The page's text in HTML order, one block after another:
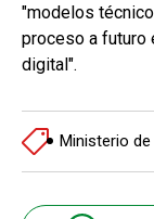
"modelos
proceso a futuro
digital".
Ministerio de